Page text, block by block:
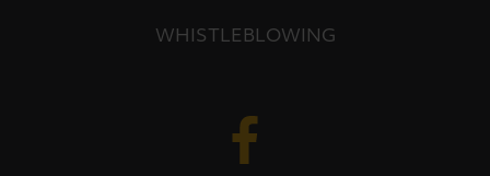
WHISTLEBLOWING